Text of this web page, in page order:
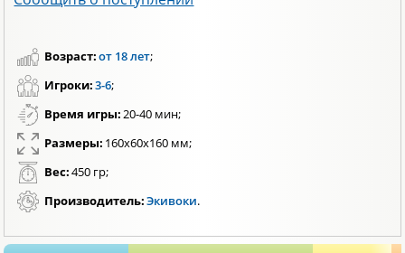
Возраст:от 18 лет;
Игроки:3-6;
Время игры:20-40 мин;
Размеры: 160x60x160 мм;
Вес:450 гр;
Производитель:Экивоки.